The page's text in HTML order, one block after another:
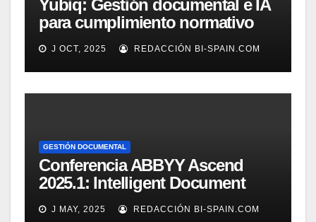
Yubiq: Gestión documental e IA
para cumplimiento normativo
(Demo)
J OCT, 2025 REDACCIÓN BI-SPAIN.COM
GESTIÓN DOCUMENTAL
Conferencia ABBYY Ascend
2025.1: Intelligent Document
Processing a tope
J MAY, 2025 REDACCIÓN BI-SPAIN.COM